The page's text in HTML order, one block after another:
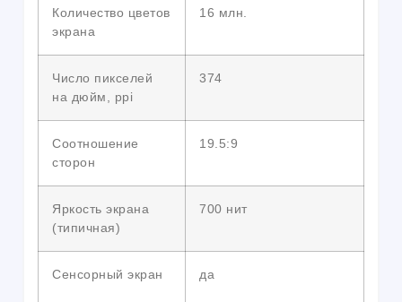
Количество цветов
экрана
16 млн.
Число пикселей
на дюйм, ppi
374
Соотношение
сторон
19.5:9
Яркость экрана
(типичная)
700 нит
Сенсорный экран да